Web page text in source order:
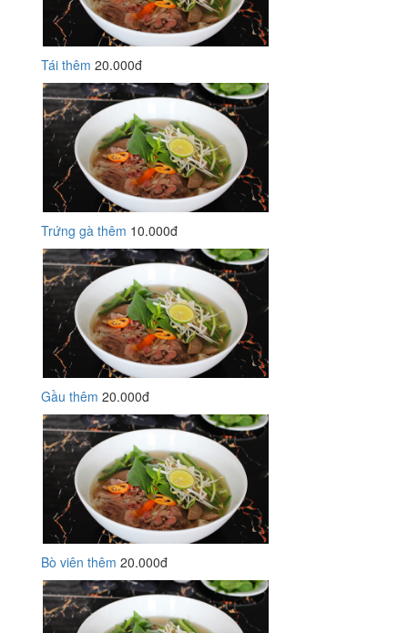
Tái thêm 20.000đ
Trứng gà thêm 10.000đ
Gầu thêm 20.000đ
Bò viên thêm 20.000đ